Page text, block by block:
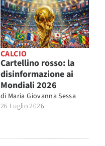
CALCIO
Cartellino rosso: la
disinformazione ai
Mondiali 2026
di Maria Giovanna Sessa
26 Luglio 2026